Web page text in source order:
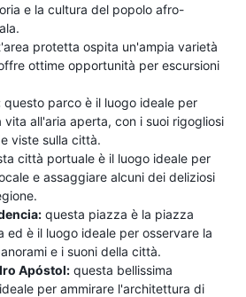
e la cultura del popolo afro-
protetta ospita un'ampia varietà
ottime opportunità per escursioni
questo parco è il luogo ideale per
vita all'aria aperta, con i suoi rigogliosi
viste sulla città.
città portuale è il luogo ideale per
e assaggiare alcuni dei deliziosi
questa piazza è la piazza
ed è il luogo ideale per osservare la
e i suoni della città.
Apóstol: questa bellissima
per ammirare l'architettura di